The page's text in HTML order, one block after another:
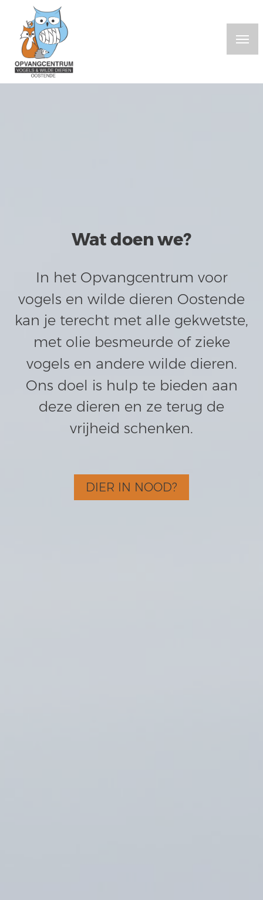
Overslaan
naar
inhoud
Wat doen we?
In het Opvangcentrum voor
vogels en wilde dieren Oostende
kan je terecht met alle gekwetste,
met olie besmeurde of zieke
vogels en andere wilde dieren.
Ons doel is hulp te bieden aan
deze dieren en ze terug de
vrijheid schenken.
DIER IN NOOD?